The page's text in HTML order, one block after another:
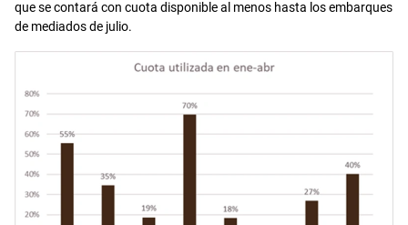
que se contará con cuota disponible al menos hasta los embarques
de mediados de julio.